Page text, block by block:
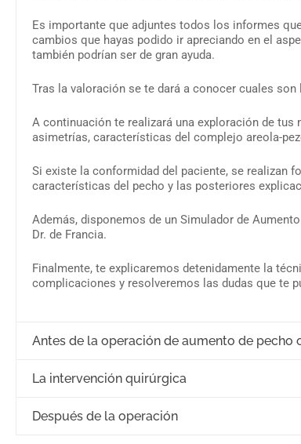
Es importante que adjuntes todos los informes
cambios que hayas podido ir apreciando en el
también podrían ser de gran ayuda.
Tras la valoración se te dará a conocer cuales
A continuación te realizará una exploración de
asimetrías, características del complejo areola-
Si existe la conformidad del paciente, se realizan
características del pecho y las posteriores
Además, disponemos de un Simulador de
Dr. de Francia.
Finalmente, te explicaremos detenidamente la
complicaciones y resolveremos las dudas que te
Antes de la operación de aumento de pecho
La intervención quirúrgica
Después de la operación